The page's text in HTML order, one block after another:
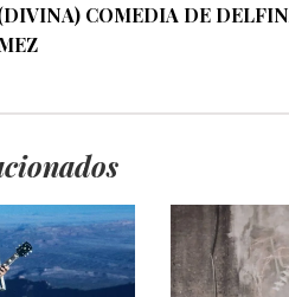
COMEDIA DE